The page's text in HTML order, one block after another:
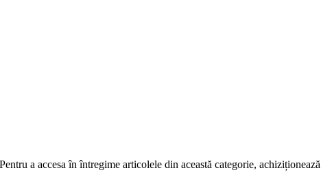
a accesa în întregime articolele din această categorie, achiziționează